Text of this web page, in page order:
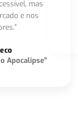
mas
e nos
Apocalipse"